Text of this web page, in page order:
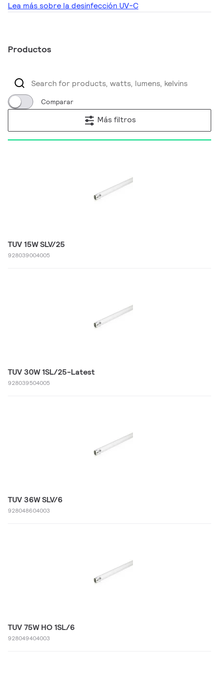
Lea más sobre la desinfección UV-C
Productos
Comparar
Más filtros
TUV 15W SLV/25
928039004005
TUV 30W 1SL/25-Latest
928039504005
TUV 36W SLV/6
928048604003
TUV 75W HO 1SL/6
928049404003